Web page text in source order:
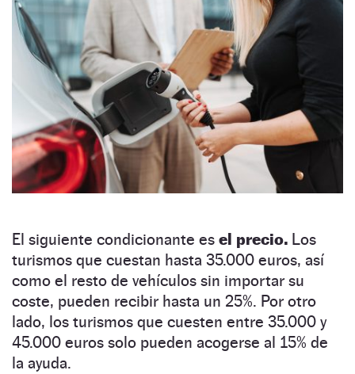
El siguiente condicionante es el precio. Los
turismos que cuestan hasta 35.000 euros, así
como el resto de vehículos sin importar su
coste, pueden recibir hasta un 25%. Por otro
lado, los turismos que cuesten entre 35.000 y
45.000 euros solo pueden acogerse al 15% de
la ayuda.